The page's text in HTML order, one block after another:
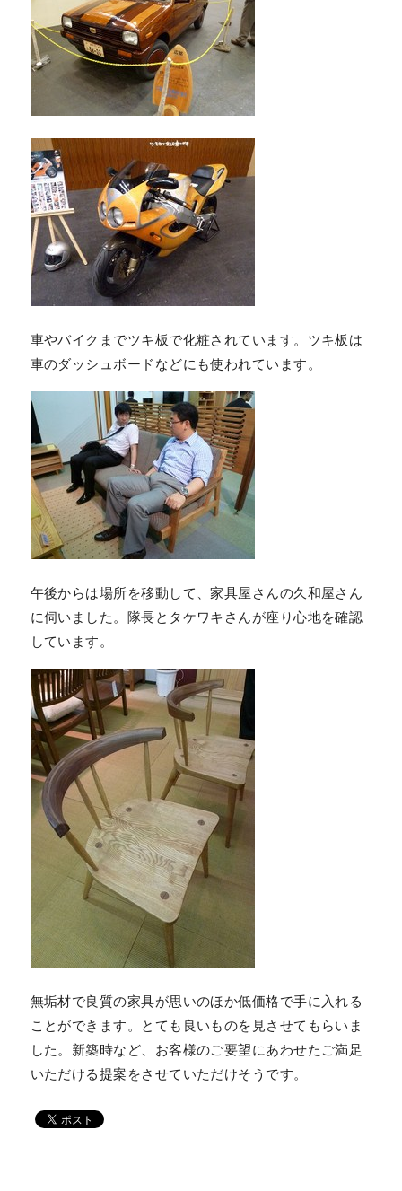
車やバイクまでツキ板で化粧されています。ツキ板は
車のダッシュボードなどにも使われています。
午後からは場所を移動して、家具屋さんの久和屋さん
に伺いました。隊長とタケワキさんが座り心地を確認
しています。
無垢材で良質の家具が思いのほか低価格で手に入れる
ことができます。とても良いものを見させてもらいま
した。新築時など、お客様のご要望にあわせたご満足
いただける提案をさせていただけそうです。